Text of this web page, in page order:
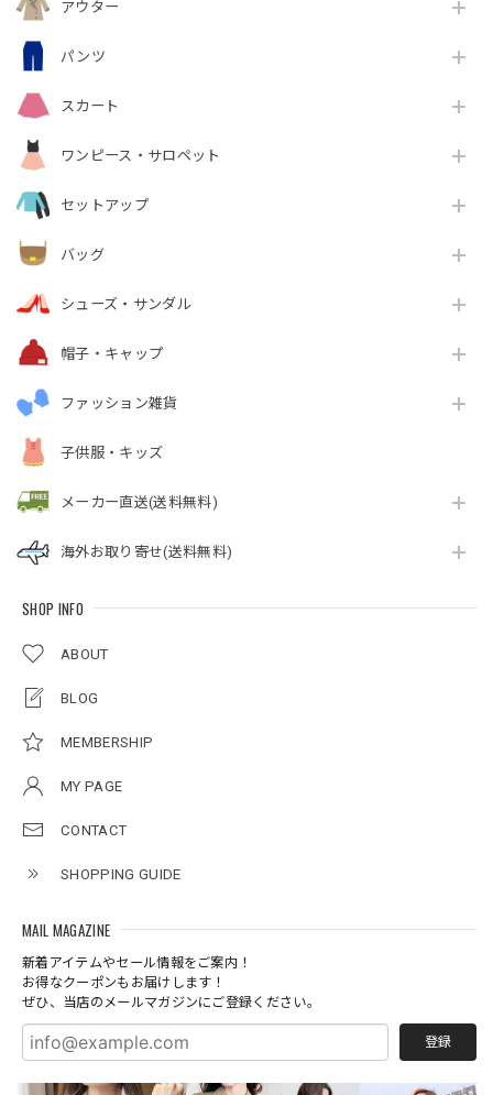
アウター
パンツ
スカート
ワンピース・サロペット
セットアップ
バッグ
シューズ・サンダル
帽子・キャップ
ファッション雑貨
子供服・キッズ
メーカー直送(送料無料)
海外お取り寄せ(送料無料)
SHOP INFO
ABOUT
BLOG
MEMBERSHIP
MY PAGE
CONTACT
SHOPPING GUIDE
MAIL MAGAZINE
新着アイテムやセール情報をご案内！
お得なクーポンもお届けします！
ぜひ、当店のメールマガジンにご登録ください。
登録